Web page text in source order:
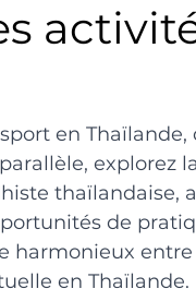
en
explorez
thaïlandaise,
de
harmonieux
en Thaïlande.